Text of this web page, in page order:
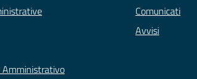
Amministrativo
Comunicati
Avvisi